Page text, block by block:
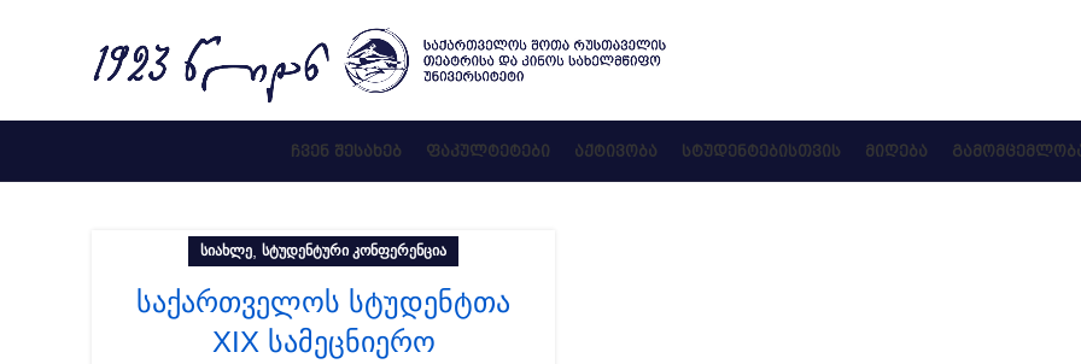
ᲩᲕᲔᲜ ᲨᲔᲡᲐᲮᲔᲑ ᲤᲐᲙᲣᲚᲢᲔᲢᲔᲑᲘ ᲐᲥᲢᲘᲕᲝᲑᲐ ᲡᲢᲣᲓᲔᲜᲢᲔᲑᲘᲡᲗᲕᲘᲡ ᲛᲘᲦᲔᲑᲐ
ᲡᲘᲐᲮᲚᲔ ᲡᲢᲣᲓᲔᲜᲢᲣᲠᲘ ᲙᲝᲜᲤᲔᲠᲔᲜᲪᲘᲐ
საქართველოს სტუდენტთა
XIX სამეცნიერო